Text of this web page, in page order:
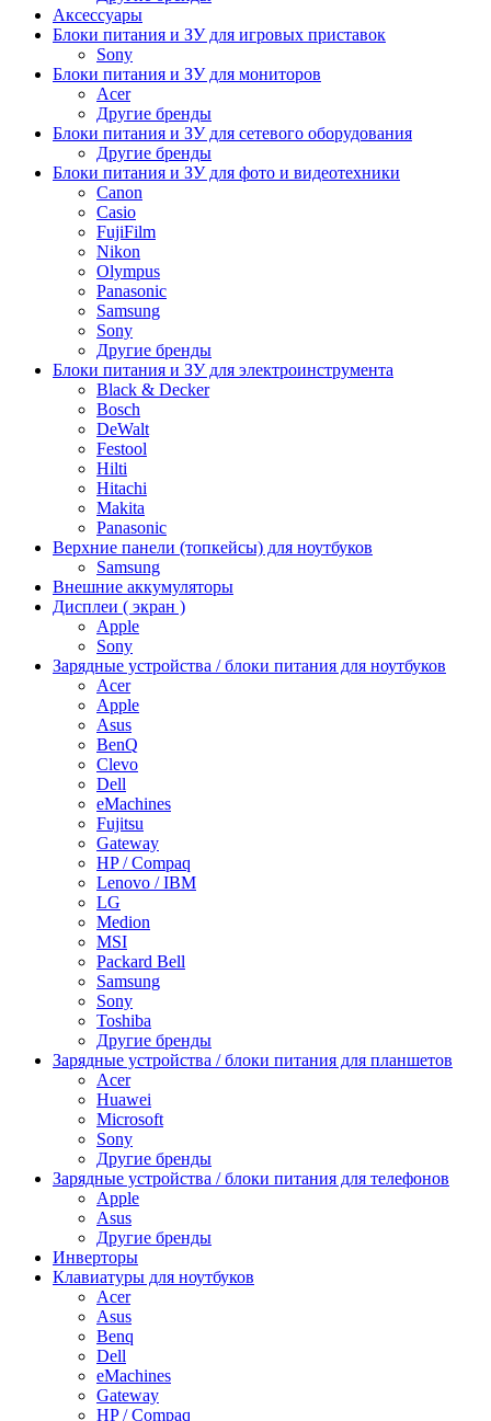
Аксессуары
Блоки питания и ЗУ для игровых приставок
Sony
Блоки питания и ЗУ для мониторов
Acer
Другие бренды
Блоки питания и ЗУ для сетевого оборудования
Другие бренды
Блоки питания и ЗУ для фото и видеотехники
Canon
Casio
FujiFilm
Nikon
Olympus
Panasonic
Samsung
Sony
Другие бренды
Блоки питания и ЗУ для электроинструмента
Black & Decker
Bosch
DeWalt
Festool
Hilti
Hitachi
Makita
Panasonic
Верхние панели (топкейсы) для ноутбуков
Samsung
Внешние аккумуляторы
Дисплеи ( экран )
Apple
Sony
Зарядные устройства / блоки питания для ноутбуков
Acer
Apple
Asus
BenQ
Clevo
Dell
eMachines
Fujitsu
Gateway
HP / Compaq
Lenovo / IBM
LG
Medion
MSI
Packard Bell
Samsung
Sony
Toshiba
Другие бренды
Зарядные устройства / блоки питания для планшетов
Acer
Huawei
Microsoft
Sony
Другие бренды
Зарядные устройства / блоки питания для телефонов
Apple
Asus
Другие бренды
Инверторы
Клавиатуры для ноутбуков
Acer
Asus
Benq
Dell
eMachines
Gateway
HP / Compaq